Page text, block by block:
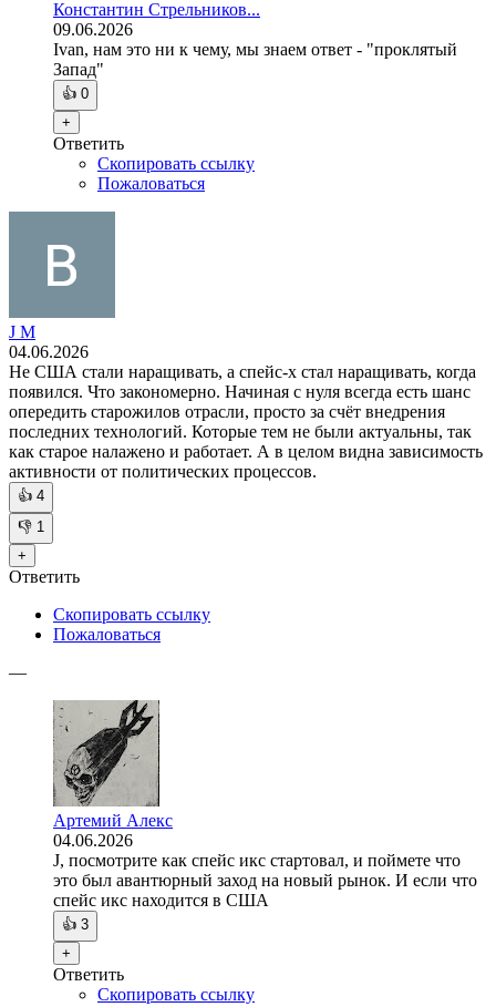
Константин Стрельников...
09.06.2026
Ivan, нам это ни к чему, мы знаем ответ - "проклятый
Запад"
👍 0
+
Ответить
Скопировать ссылку
Пожаловаться
J M
04.06.2026
Не США стали наращивать, а спейс-х стал наращивать, когда
появился. Что закономерно. Начиная с нуля всегда есть шанс
опередить старожилов отрасли, просто за счёт внедрения
последних технологий. Которые тем не были актуальны, так
как старое налажено и работает. А в целом видна зависимость
активности от политических процессов.
👍 4
👎 1
+
Ответить
Скопировать ссылку
Пожаловаться
—
Артемий Алекс
04.06.2026
J, посмотрите как спейс икс стартовал, и поймете что
это был авантюрный заход на новый рынок. И если что
спейс икс находится в США
👍 3
+
Ответить
Скопировать ссылку